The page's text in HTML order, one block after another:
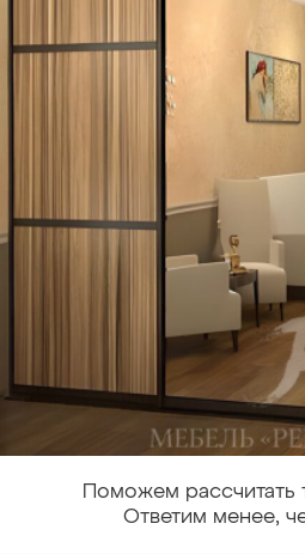
Поможем рассчитать
Ответим менее,